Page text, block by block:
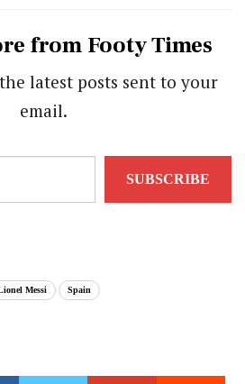
from Footy Times
latest posts sent to your
email.
SUBSCRIBE
Messi Spain